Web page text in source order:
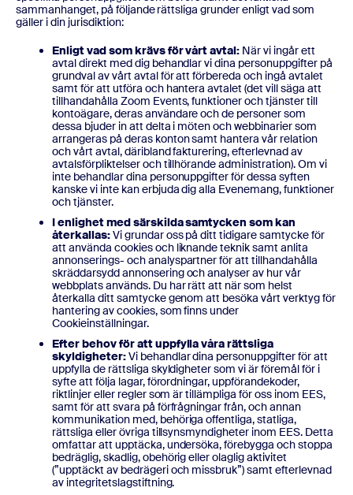
sammanhanget, på följande rättsliga grunder enligt vad som
gäller i din jurisdiktion:
Enligt vad som krävs för vårt avtal: När vi ingår ett
avtal direkt med dig behandlar vi dina personuppgifter på
grundval av vårt avtal för att förbereda och ingå avtalet
samt för att utföra och hantera avtalet (det vill säga att
tillhandahålla Zoom Events, funktioner och tjänster till
kontoägare, deras användare och de personer som
dessa bjuder in att delta i möten och webbinarier som
arrangeras på deras konton samt hantera vår relation
och vårt avtal, däribland fakturering, efterlevnad av
avtalsförpliktelser och tillhörande administration). Om vi
inte behandlar dina personuppgifter för dessa syften
kanske vi inte kan erbjuda dig alla Evenemang, funktioner
och tjänster.
I enlighet med särskilda samtycken som kan
återkallas:Vi grundar oss på ditt tidigare samtycke för
att använda cookies och liknande teknik samt anlita
annonserings- och analyspartner för att tillhandahålla
skräddarsydd annonsering och analyser av hur vår
webbplats används. Du har rätt att när som helst
återkalla ditt samtycke genom att besöka vårt verktyg för
hantering av cookies, som finns under
Cookieinställningar.
Efter behov för att uppfylla våra rättsliga
skyldigheter:Vi behandlar dina personuppgifter för att
uppfylla de rättsliga skyldigheter som vi är föremål för i
syfte att följa lagar, förordningar, uppförandekoder,
riktlinjer eller regler som är tillämpliga för oss inom EES,
samt för att svara på förfrågningar från, och annan
kommunikation med, behöriga offentliga, statliga,
rättsliga eller övriga tillsynsmyndigheter inom EES. Detta
omfattar att upptäcka, undersöka, förebygga och stoppa
bedräglig, skadlig, obehörig eller olaglig aktivitet
(”upptäckt av bedrägeri och missbruk”) samt efterlevnad
av integritetslagstiftning.